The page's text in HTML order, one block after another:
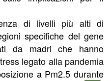
di livelli più alti di
specifiche del gene
da madri che hanno
legato alla pandemia
a Pm2.5 durante